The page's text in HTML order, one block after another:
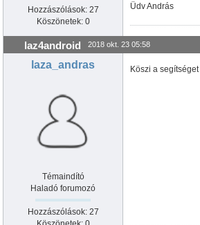
Hozzászólások: 27
Köszönetek: 0
Üdv András
laz4android 2018 okt. 23 05:58
laza_andras
Témaindító
Haladó forumozó
Hozzászólások: 27
Köszi a